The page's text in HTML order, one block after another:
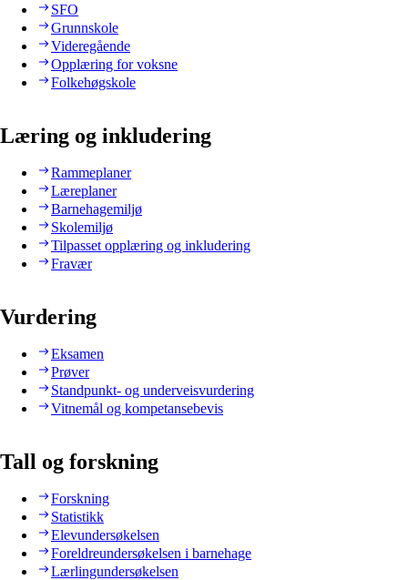
SFO
Grunnskole
Videregående
Opplæring for voksne
Folkehøgskole
Læring og inkludering
Rammeplaner
Læreplaner
Barnehagemiljø
Skolemiljø
Tilpasset opplæring og inkludering
Fravær
Vurdering
Eksamen
Prøver
Standpunkt- og underveisvurdering
Vitnemål og kompetansebevis
Tall og forskning
Forskning
Statistikk
Elevundersøkelsen
Foreldreundersøkelsen i barnehage
Lærlingundersøkelsen